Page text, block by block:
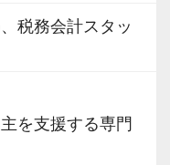
易いです。
応援し、業務内
税務会計スタッ
を支援する専門